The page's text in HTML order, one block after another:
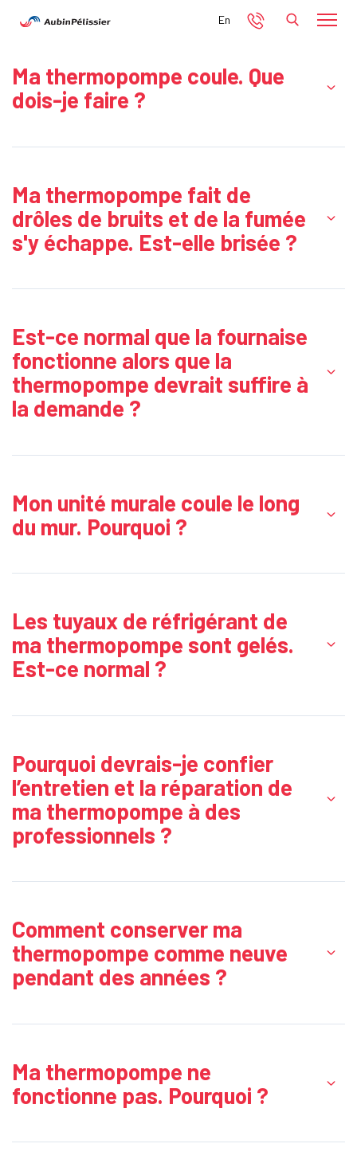
En
Ma thermopompe coule. Que
dois-je faire ?
Ma thermopompe fait de
drôles de bruits et de la fumée
s'y échappe. Est-elle brisée ?
Est-ce normal que la fournaise
fonctionne alors que la
thermopompe devrait suffire à
la demande ?
Mon unité murale coule le long
du mur. Pourquoi ?
Les tuyaux de réfrigérant de
ma thermopompe sont gelés.
Est-ce normal ?
Pourquoi devrais-je confier
l’entretien et la réparation de
ma thermopompe à des
professionnels ?
Comment conserver ma
thermopompe comme neuve
pendant des années ?
Ma thermopompe ne
fonctionne pas. Pourquoi ?